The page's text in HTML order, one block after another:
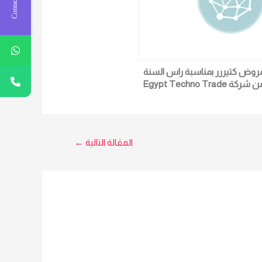
كتيررر بمناسبة راس السنة
من شركة Egypt Techno Trade
المقالة التالية ←